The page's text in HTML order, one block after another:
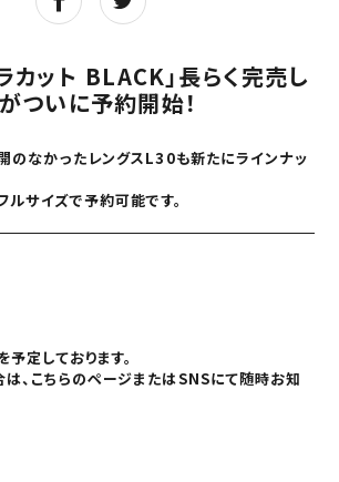
カット BLACK」長らく完売し
ついに予約開始！
のなかった レングスL30も新たにラインナッ
ルサイズで予約可能です。
予定しております。
、こちらのページまたはSNSにて随時お知